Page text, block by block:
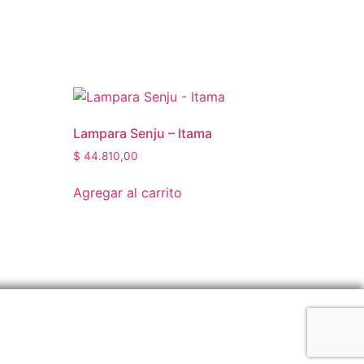
Lampara Senju – Itama
$ 44.810,00
Agregar al carrito